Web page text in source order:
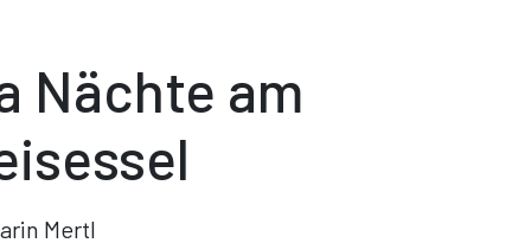
Nächte am
Mertl